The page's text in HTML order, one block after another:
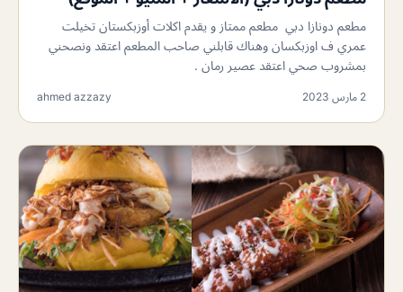
مطعم دونازا دبي مطعم ممتاز و يقدم اكلات ‏أوزبكستان تخيلت
عمري ف اوزبكسان وهناك قابلني صاحب المطعم اعتقد ونصحني
بمشروب صحي اعتقد عصير رمان .
2 مارس 2023 ahmed azzazy